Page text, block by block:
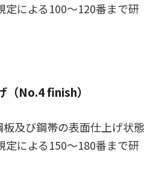
定による100〜120番まで研
No.4 finish）
及び鋼帯の表面仕上げ状態
定による150〜180番まで研